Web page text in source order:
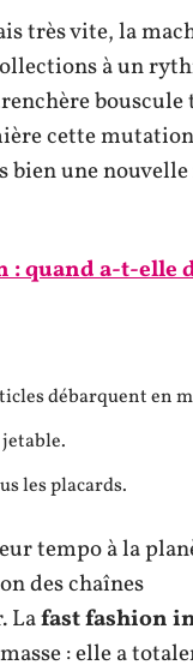
très vite, la
à un
bouscule
cette
bien une
: quand a-t-elle
débarquent en
les placards.
tempo à la
des chaînes
Lafast fashion
: elle a